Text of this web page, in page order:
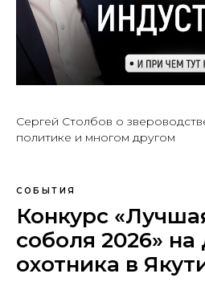
Сергей Столбов о
политике и многом другом
СОБЫТИЯ
Конкурс
соболя 2026»
охотника в